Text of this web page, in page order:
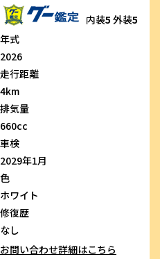
内装5 外装5
年式
2026
走行距離
4km
排気量
660cc
車検
2029年1月
色
ホワイト
修復歴
なし
お問い合わせ詳細はこちら